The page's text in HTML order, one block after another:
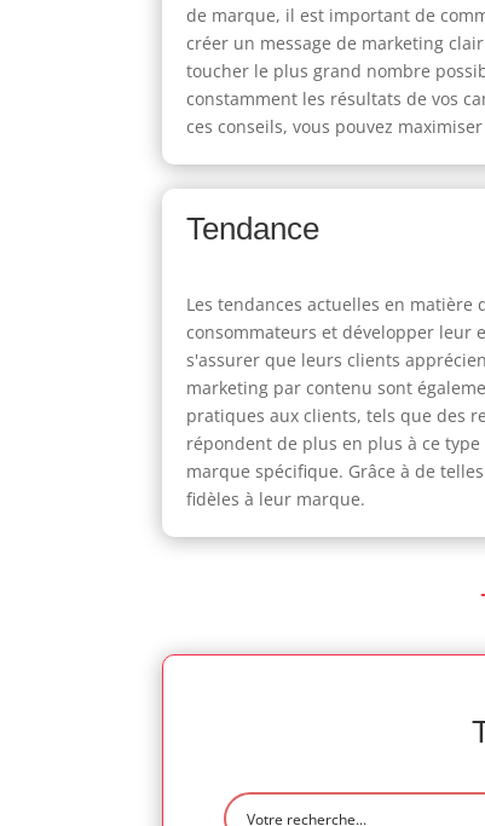
de marque, il est important de
créer un message de marketing
toucher le plus grand nombre
constamment les résultats de vos
ces conseils, vous pouvez
Tendance
Les tendances actuelles en
consommateurs et développer leur
s'assurer que leurs clients
marketing par contenu sont
pratiques aux clients, tels que des
répondent de plus en plus à ce
marque spécifique. Grâce à de
fidèles à leur marque.